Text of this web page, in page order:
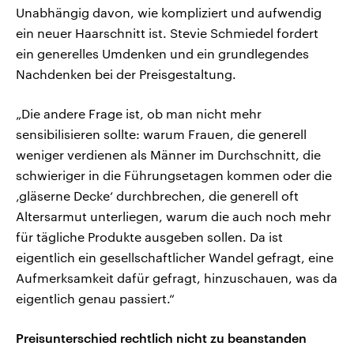
Unabhängig davon, wie kompliziert und aufwendig
ein neuer Haarschnitt ist. Stevie Schmiedel fordert
ein generelles Umdenken und ein grundlegendes
Nachdenken bei der Preisgestaltung.
„Die andere Frage ist, ob man nicht mehr
sensibilisieren sollte: warum Frauen, die generell
weniger verdienen als Männer im Durchschnitt, die
schwieriger in die Führungsetagen kommen oder die
‚gläserne Decke‘ durchbrechen, die generell oft
Altersarmut unterliegen, warum die auch noch mehr
für tägliche Produkte ausgeben sollen. Da ist
eigentlich ein gesellschaftlicher Wandel gefragt, eine
Aufmerksamkeit dafür gefragt, hinzuschauen, was da
eigentlich genau passiert.“
Preisunterschied rechtlich nicht zu beanstanden